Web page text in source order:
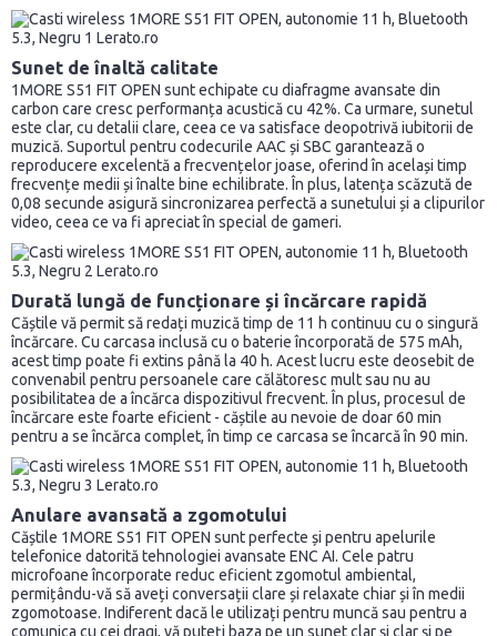
Sunet de înaltă calitate
1MORE S51 FIT OPEN sunt echipate cu diafragme avansate din
carbon care cresc performanța acustică cu 42%. Ca urmare, sunetul
este clar, cu detalii clare, ceea ce va satisface deopotrivă iubitorii de
muzică. Suportul pentru codecurile AAC și SBC garantează o
reproducere excelentă a frecvențelor joase, oferind în același timp
frecvențe medii și înalte bine echilibrate. În plus, latența scăzută de
0,08 secunde asigură sincronizarea perfectă a sunetului și a clipurilor
video, ceea ce va fi apreciat în special de gameri.
Durată lungă de funcționare și încărcare rapidă
Căștile vă permit să redați muzică timp de 11 h continuu cu o singură
încărcare. Cu carcasa inclusă cu o baterie încorporată de 575 mAh,
acest timp poate fi extins până la 40 h. Acest lucru este deosebit de
convenabil pentru persoanele care călătoresc mult sau nu au
posibilitatea de a încărca dispozitivul frecvent. În plus, procesul de
încărcare este foarte eficient - căștile au nevoie de doar 60 min
pentru a se încărca complet, în timp ce carcasa se încarcă în 90 min.
Anulare avansată a zgomotului
Căștile 1MORE S51 FIT OPEN sunt perfecte și pentru apelurile
telefonice datorită tehnologiei avansate ENC AI. Cele patru
microfoane încorporate reduc eficient zgomotul ambiental,
permițându-vă să aveți conversații clare și relaxate chiar și în medii
zgomotoase. Indiferent dacă le utilizați pentru muncă sau pentru a
comunica cu cei dragi, vă puteți baza pe un sunet clar și clar și pe